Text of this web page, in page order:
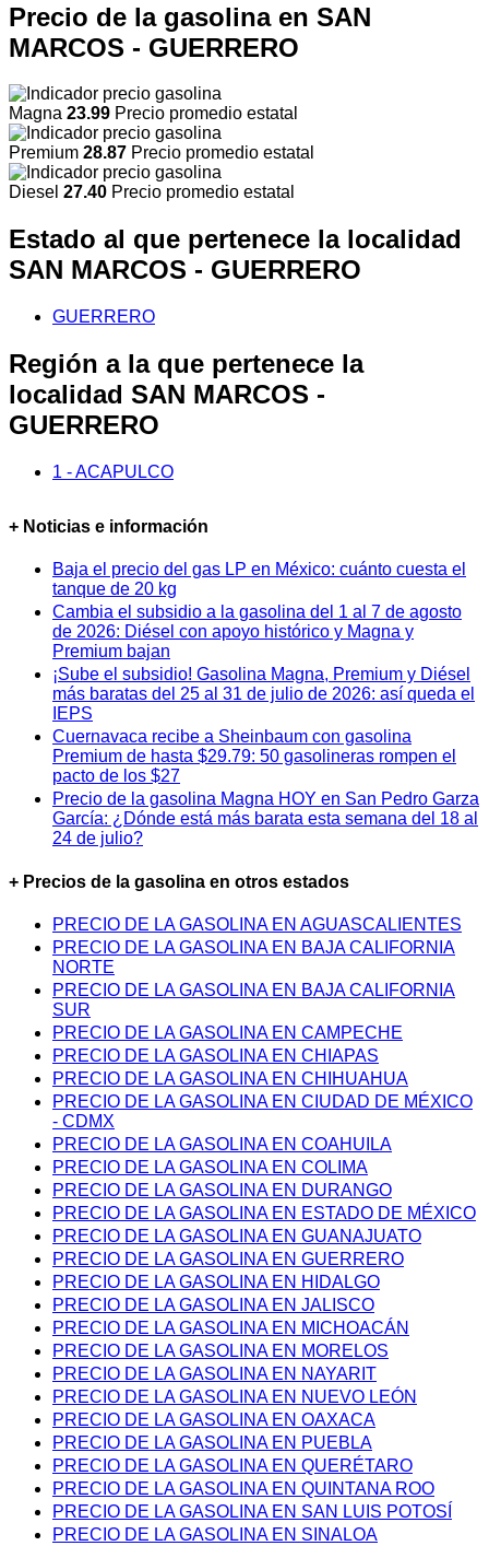
Precio de la gasolina en SAN
MARCOS - GUERRERO
Magna 23.99 Precio promedio estatal
Premium 28.87 Precio promedio estatal
Diesel 27.40 Precio promedio estatal
Estado al que pertenece la localidad
SAN MARCOS - GUERRERO
GUERRERO
Región a la que pertenece la
localidad SAN MARCOS -
GUERRERO
1 - ACAPULCO
+ Noticias e información
Baja el precio del gas LP en México: cuánto cuesta el
tanque de 20 kg
Cambia el subsidio a la gasolina del 1 al 7 de agosto
de 2026: Diésel con apoyo histórico y Magna y
Premium bajan
¡Sube el subsidio! Gasolina Magna, Premium y Diésel
más baratas del 25 al 31 de julio de 2026: así queda el
IEPS
Cuernavaca recibe a Sheinbaum con gasolina
Premium de hasta $29.79: 50 gasolineras rompen el
pacto de los $27
Precio de la gasolina Magna HOY en San Pedro Garza
García: ¿Dónde está más barata esta semana del 18 al
24 de julio?
+ Precios de la gasolina en otros estados
PRECIO DE LA GASOLINA EN AGUASCALIENTES
PRECIO DE LA GASOLINA EN BAJA CALIFORNIA
NORTE
PRECIO DE LA GASOLINA EN BAJA CALIFORNIA
SUR
PRECIO DE LA GASOLINA EN CAMPECHE
PRECIO DE LA GASOLINA EN CHIAPAS
PRECIO DE LA GASOLINA EN CHIHUAHUA
PRECIO DE LA GASOLINA EN CIUDAD DE MÉXICO
- CDMX
PRECIO DE LA GASOLINA EN COAHUILA
PRECIO DE LA GASOLINA EN COLIMA
PRECIO DE LA GASOLINA EN DURANGO
PRECIO DE LA GASOLINA EN ESTADO DE MÉXICO
PRECIO DE LA GASOLINA EN GUANAJUATO
PRECIO DE LA GASOLINA EN GUERRERO
PRECIO DE LA GASOLINA EN HIDALGO
PRECIO DE LA GASOLINA EN JALISCO
PRECIO DE LA GASOLINA EN MICHOACÁN
PRECIO DE LA GASOLINA EN MORELOS
PRECIO DE LA GASOLINA EN NAYARIT
PRECIO DE LA GASOLINA EN NUEVO LEÓN
PRECIO DE LA GASOLINA EN OAXACA
PRECIO DE LA GASOLINA EN PUEBLA
PRECIO DE LA GASOLINA EN QUERÉTARO
PRECIO DE LA GASOLINA EN QUINTANA ROO
PRECIO DE LA GASOLINA EN SAN LUIS POTOSÍ
PRECIO DE LA GASOLINA EN SINALOA